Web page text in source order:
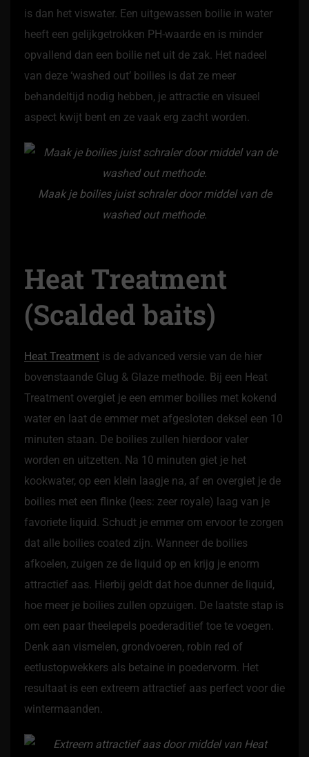
is dan het viswater. Een uitgewassen boilie in water
heeft een gelijkgetrokken PH-waarde en is minder
opvallend dan een boilie net uit de zak. Het nadeel
van deze ‘washed out’ boilies is dat ze meer
behandeltijd nodig hebben, je attractie en visueel
aspect kwijt bent en ze vaak erg zacht worden.
Maak je boilies juist schraler door middel van de
washed out methode.
Heat Treatment
(Scalded baits)
Heat Treatment is de advanced versie van de hier
bovenstaande Glug & Glaze methode. Bij een Heat
Treatment overgiet je een emmer boilies met kokend
water en laat de emmer met afgesloten deksel een 10
minuten staan. De boilies zullen hierdoor valer
worden en uitzetten. Na 10 minuten giet je het
kookwater, op een klein laagje na, af en overgiet je de
boilies met een flinke (lees: zeer royale) laag van je
favoriete liquid. Schudt je emmer om ervoor te zorgen
dat alle boilies coated zijn. Wanneer de boilies
afkoelen, zuigen ze de liquid op en krijg je enorm
attractief aas. Hierbij geldt dat hoe dunner de liquid,
hoe meer je boilies zullen opzuigen. De laatste stap is
om een paar theelepels poederaditief toe te voegen.
Denk aan vismelen, grondvoeren, robin red of
eetlustopwekkers als betaine in poedervorm. Het
resultaat is een extreem attractief aas perfect voor die
wintermaanden.